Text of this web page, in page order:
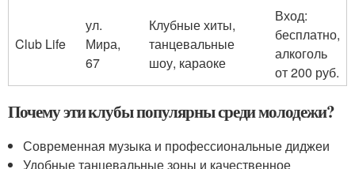
Club Life
ул.
Мира,
67
Клубные хиты,
танцевальные
шоу, караоке
Вход:
бесплатно,
алкоголь
от 200 руб.
Почему эти клубы популярны среди молодежи?
Современная музыка и профессиональные диджеи
Удобные танцевальные зоны и качественное